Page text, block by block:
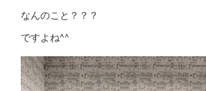
なんのこと？？？
ですよね^^